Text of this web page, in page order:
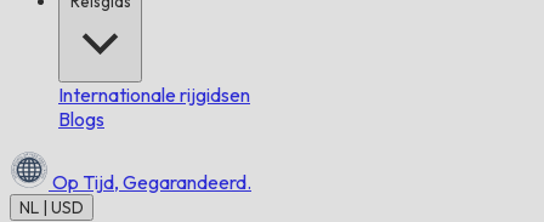
Internationale rijgidsen
Blogs
Op Tijd, Gegarandeerd.
NL | USD